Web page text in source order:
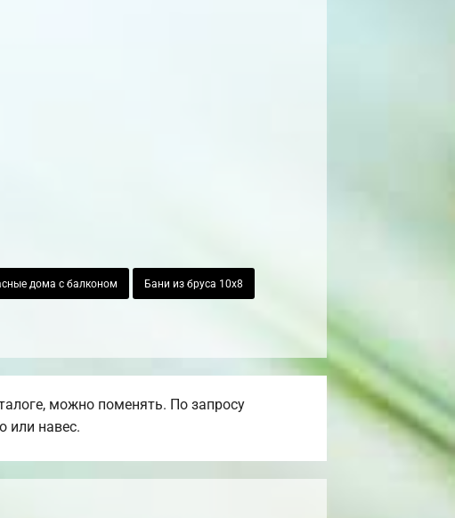
дома с балконом Бани из бруса 10х8
можно поменять. По запросу
или навес.